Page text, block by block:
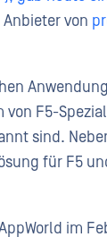
von
von F5-
sind.
für F5
im